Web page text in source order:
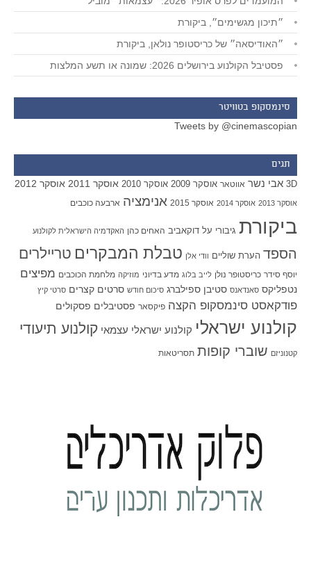
״תיכון מגשימים״, ביקורת
״האודיסאה״ של כריסטופר נולאן, ביקורת
פסטיבל הקולנוע בירושלים 2026: שמונה או תשע המלצות
סינמסקופ בטוויטר
Tweets by @cinemascopian
תגים
3D אבי נשר אווטאר אוסקר 2009 אוסקר 2010 אוסקר 2011 אוסקר 2012
אוסקר 2013 אוסקר 2014 אוסקר 2015 אנימציה ארבעה כוכבים
ביקורת גיבורי על דוקאביב האחים כהן האקדמיה הישראלית לקולנוע
הספד הערת שוליים וודי אלן טבלת המבקרים טריילרים
יוסף סידר כריסטופר נולן לייב בלוג מדע בדיוני מוזיקה מלחמת הכוכבים מפיצים
נטפליקס סאנדאנס סטיבן ספילברג סיכום חודש סרטים קצרים סרטי קיץ
פודקאסט סינמסקופ הקצה פיקסאר פסטיבלים פסקולים
קולנוע ישראלי קולנוע ישראלי עצמאי קולנוע תיעודי
קטנוניזם שוברי קופות תסריטאות